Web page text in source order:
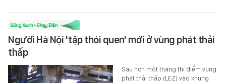
Người Hà Nội 'tập thói quen' mới ở vùng phát thải
thấp
Sau hơn một tháng thí điểm vùng
phát thải thấp (LEZ) vào khung